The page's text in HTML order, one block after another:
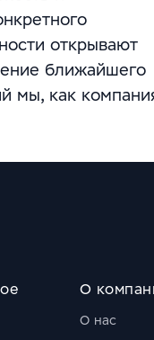
открывают
ближайшего
мы, как
О
О нас